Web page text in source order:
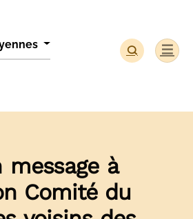
message à
Comité du